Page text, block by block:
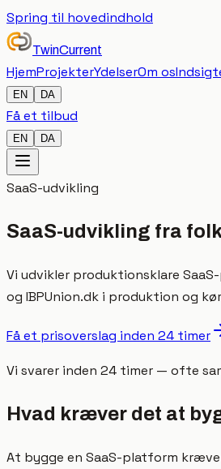
Spring til hovedindhold
TwinCurrent
HjemProjekterYdelserOm os
EN DA
Få et tilbud
EN DA
SaaS-udvikling
SaaS-udvikling fra
Vi udvikler produktionsklare
og IBPUnion.dk i produktion og
Få et prisoverslag inden 24 timer
Vi svarer inden 24 timer — ofte
Hvad kræver det at
At bygge en SaaS-platform